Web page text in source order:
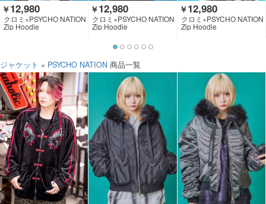
￥12,980
クロミ×PSYCHO NATION
Zip Hoodie
￥12,980
クロミ×PSYCHO NATION
Zip Hoodie
￥12,980
クロミ×PSYCHO NATION
Zip Hoodie
ジャケット × PSYCHO NATION 商品一覧